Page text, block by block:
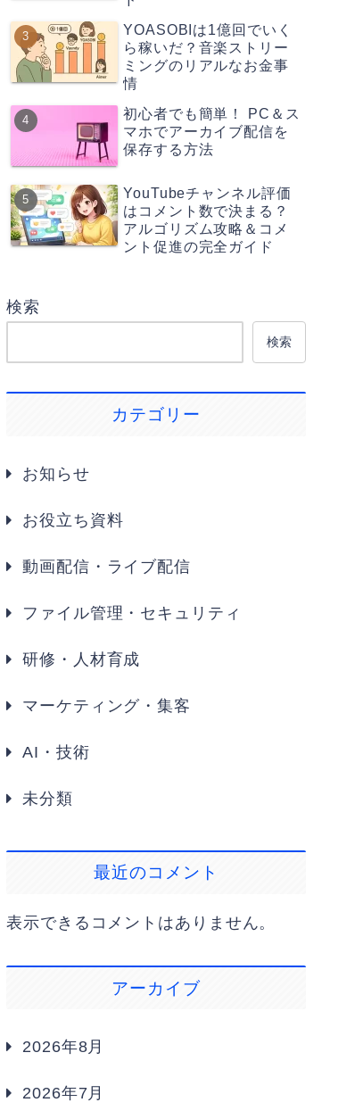
YOASOBIは1億回でいく
ら稼いだ？音楽ストリー
ミングのリアルなお金事
情
初心者でも簡単！ PC＆ス
マホでアーカイブ配信を
保存する方法
YouTubeチャンネル評価
はコメント数で決まる？
アルゴリズム攻略＆コメ
ント促進の完全ガイド
検索
検索
カテゴリー
お知らせ
お役立ち資料
動画配信・ライブ配信
ファイル管理・セキュリティ
研修・人材育成
マーケティング・集客
AI・技術
未分類
最近のコメント
表示できるコメントはありません。
アーカイブ
2026年8月
2026年7月